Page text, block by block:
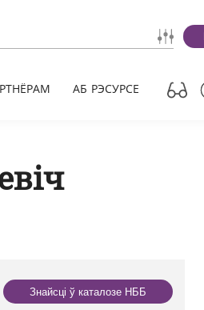
АБ РЭСУРСЕ
Знайсці ў каталозе НББ